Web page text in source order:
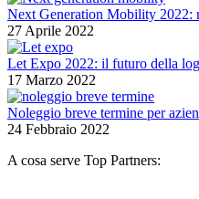
Next Generation Mobility 2022:
27 Aprile 2022
Let Expo 2022: il futuro della
17 Marzo 2022
Noleggio breve termine per
24 Febbraio 2022
A cosa serve Top Partners: